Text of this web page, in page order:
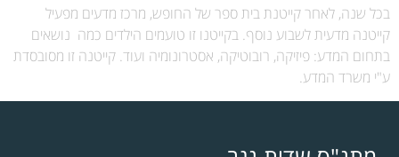
בכל שנה, לאחר קייטנת בית ספר של החופש, מרכז מדעים מפעיל
קייטנה מדעית לשבוע נוסף. בקייטנו זו טועמים הילדים כמה נושאים
בתחום המדע: פיזיקה, רובוטיקה, אסטרונומיה ועוד. קייטנה זו מסובסדת
ע"י משרד המדע.